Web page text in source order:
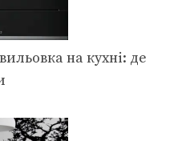
на кухні: де